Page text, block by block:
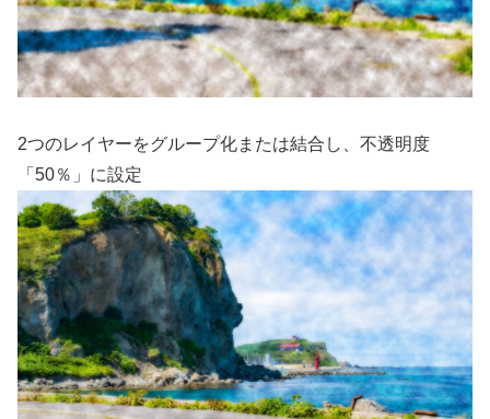
2つのレイヤーをグループ化または結合し、不透明度
「50％」に設定